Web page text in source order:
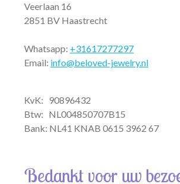
Veerlaan 16
2851 BV Haastrecht
Whatsapp: +31617277297
Email: info@beloved-jewelry.nl
KvK: 90896432
Btw: NL004850707B15
Bank: NL41 KNAB 0615 3962 67
Bedankt voor uw